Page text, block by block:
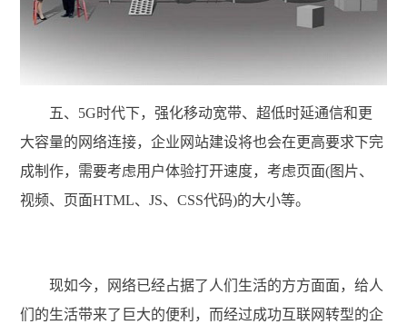
五、5G时代下，强化移动宽带、超低时延通信和更
大容量的网络连接，企业网站建设将也会在更高要求下完
成制作，需要考虑用户体验打开速度，考虑页面(图片、
视频、页面HTML、JS、CSS代码)的大小等。
现如今，网络已经占据了人们生活的方方面面，给人
们的生活带来了巨大的便利，而经过成功互联网转型的企